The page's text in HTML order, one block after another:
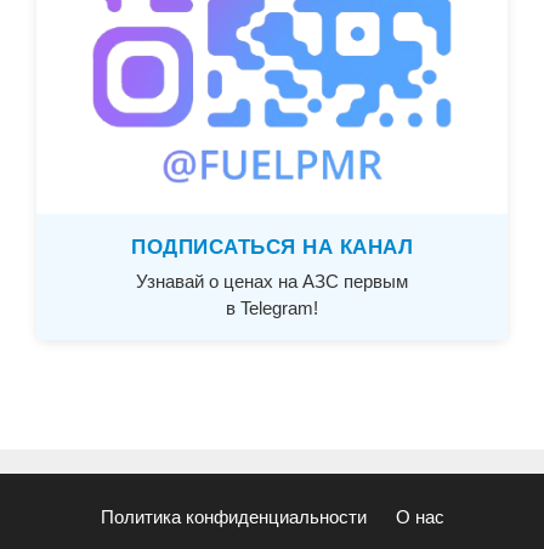
ПОДПИСАТЬСЯ НА КАНАЛ
Узнавай о ценах на АЗС первым
в Telegram!
Политика конфиденциальности О нас